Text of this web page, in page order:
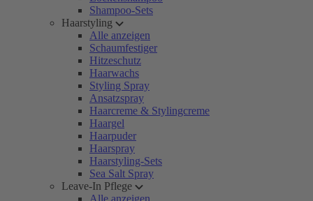
Shampoo-Sets
Haarstyling
Alle anzeigen
Schaumfestiger
Hitzeschutz
Haarwachs
Styling Spray
Ansatzspray
Haarcreme & Stylingcreme
Haargel
Haarpuder
Haarspray
Haarstyling-Sets
Sea Salt Spray
Leave-In Pflege
Alle anzeigen